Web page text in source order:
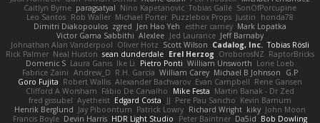
Caitlyn Byrne paragsatyal Nino Kapetanovic Tobias Gallé SonOfPorcupine
Leo Santos Rob Waller Michael Porter Puzzlebox Props Justin
honda78
Dimitri Diakopoulos zgred Jen Hao Yeh esther carney Mark Lopatka
Victor Gama Sabbithi Alexlee Jed Laurance Jeff Barnaby
Johnathan Alan Vanderpool Oliver Hotz Scott Wilson Cadalog, Inc. Tobias Rösli
Rick Palmer Neal Huston sean dunderdale Erel Herzog OroborosNZ RaptorBricks
Domenic S Laura Ganis Ike Li Pietro Ponti William Unsworth Lorie Loeb
Fabrice Zaini Andrew_D R.H. García William Carey Michael B Johnson
G.P
Goro Fujita Robert Wallis Alexander Bachvarov Evan Campbell Rene Gansen
Clifford A Worsham Fábio De Carvalho Mike Festa Martin Banak - Dr Zed
fred gissubel Ayetheist Edgard Costa JJ Pere Pau Sancho Kevin Barnum
Henrik Berglund Jay Piboontum Patrick Lowry Richard Wright kiky John Moon
Francis Boyle Devin Harris HDR Light Studio Peter Baintner Da5id Bob Dowling